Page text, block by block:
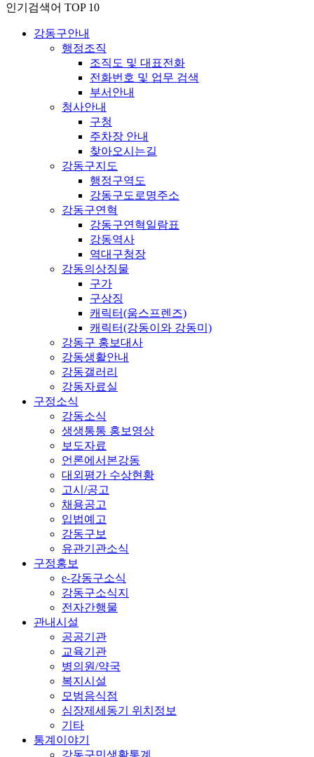
인기검색어 TOP 10
강동구안내
행정조직
조직도 및 대표전화
전화번호 및 업무 검색
부서안내
청사안내
구청
주차장 안내
찾아오시는길
강동구지도
행정구역도
강동구도로명주소
강동구연혁
강동구연혁일람표
강동역사
역대구청장
강동의상징물
구가
구상징
캐릭터(움스프렌즈)
캐릭터(강동이와 강동미)
강동구 홍보대사
강동생활안내
강동갤러리
강동자료실
구정소식
강동소식
생생통통 홍보영상
보도자료
언론에서본강동
대외평가 수상현황
고시/공고
채용공고
입법예고
강동구보
유관기관소식
구정홍보
e-강동구소식
강동구소식지
전자간행물
관내시설
공공기관
교육기관
병의원/약국
복지시설
모범음식점
심장제세동기 위치정보
기타
통계이야기
강동구민생활통계